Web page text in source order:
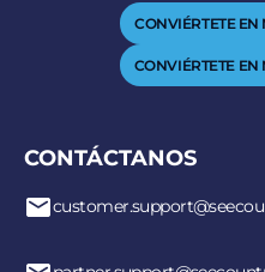
CONVIÉRTETE EN
CONVIÉRTETE
CONTÁCTANOS